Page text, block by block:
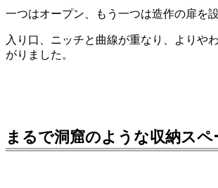
一つはオープン、もう一つは造作の扉を設
入り口、ニッチと曲線が重なり、よりや
がりました。
まるで洞窟のような収納スペ